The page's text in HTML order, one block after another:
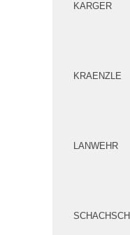
KARGER
KRAENZLE
LANWEHR